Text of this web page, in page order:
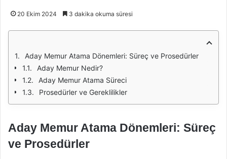
20 Ekim 2024 3 dakika okuma süresi
Aday Memur Atama Dönemleri: Süreç ve Prosedürler
Aday Memur Nedir?
Aday Memur Atama Süreci
Prosedürler ve Gereklilikler
Aday Memur Atama Dönemleri: Süreç
ve Prosedürler